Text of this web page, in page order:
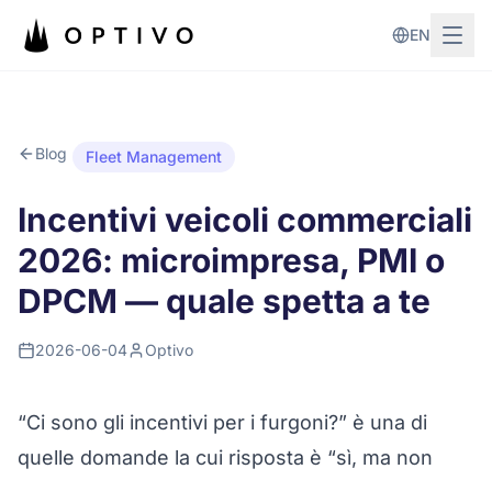
EN
Blog Fleet Management
Incentivi veicoli commerciali
2026: microimpresa, PMI o
DPCM — quale spetta a te
2026-06-04 Optivo
“Ci sono gli incentivi per i furgoni?” è una di
quelle domande la cui risposta è “sì, ma non